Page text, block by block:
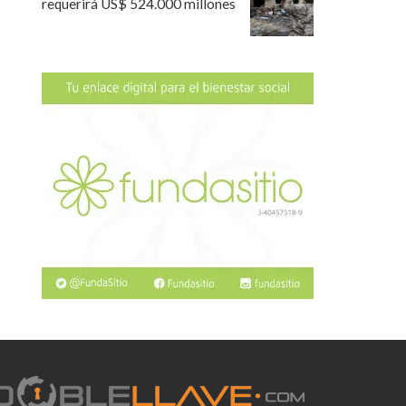
requerirá US$ 524.000 millones